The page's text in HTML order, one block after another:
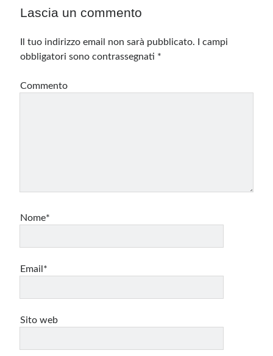
Lascia un commento
Il tuo indirizzo email non sarà pubblicato.
I campi
obbligatori sono contrassegnati *
Commento
Nome*
Email*
Sito web